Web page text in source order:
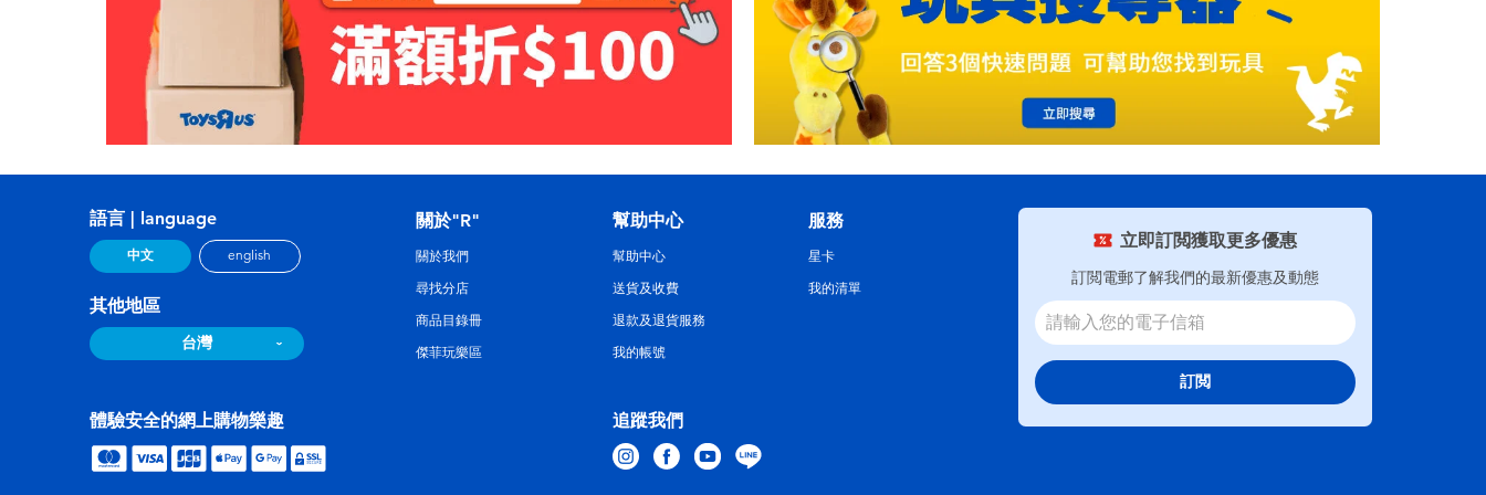
立即訂閲獲取更多優惠
訂閲電郵了解我們的最新優惠及動態
訂閲
語言 | language
中文 english
其他地區
台灣
追蹤我們
關於"R"
關於我們
尋找分店
商品目錄冊
傑菲玩樂區
幫助中心
幫助中心
送貨及收費
退款及退貨服務
我的帳號
服務
星卡
我的清單
體驗安全的網上購物樂趣